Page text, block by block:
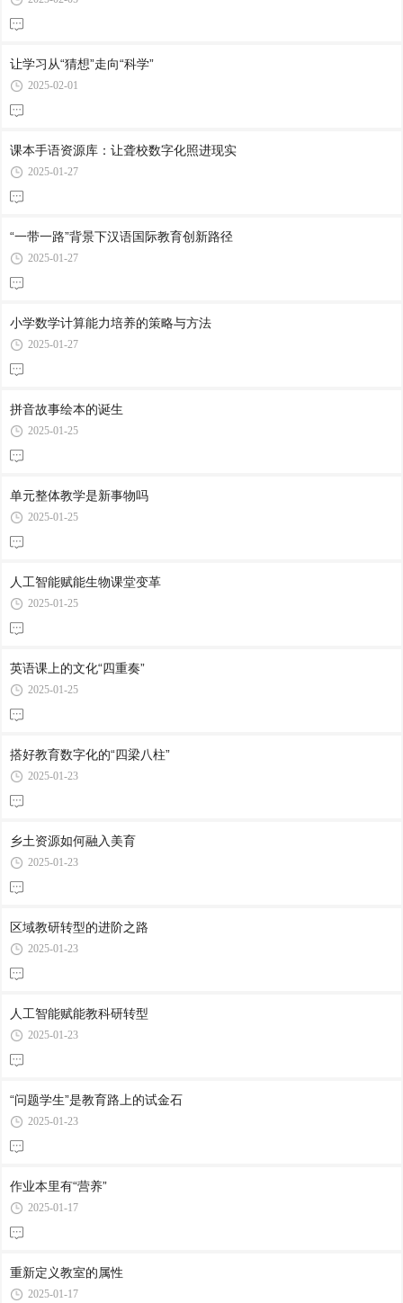
让学习从“猜想”走向“科学”
2025-02-01
课本手语资源库：让聋校数字化照进现实
2025-01-27
“一带一路”背景下汉语国际教育创新路径
2025-01-27
小学数学计算能力培养的策略与方法
2025-01-27
拼音故事绘本的诞生
2025-01-25
单元整体教学是新事物吗
2025-01-25
人工智能赋能生物课堂变革
2025-01-25
英语课上的文化“四重奏”
2025-01-25
搭好教育数字化的“四梁八柱”
2025-01-23
乡土资源如何融入美育
2025-01-23
区域教研转型的进阶之路
2025-01-23
人工智能赋能教科研转型
2025-01-23
“问题学生”是教育路上的试金石
2025-01-23
作业本里有“营养”
2025-01-17
重新定义教室的属性
2025-01-17